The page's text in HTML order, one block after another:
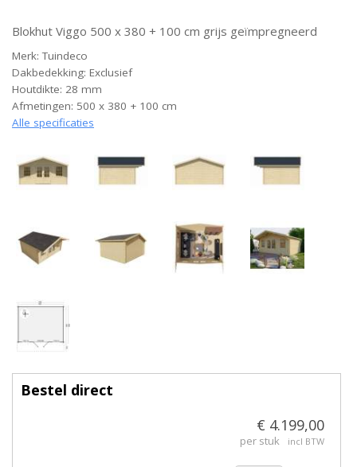
Blokhut Viggo 500 x 380 + 100 cm grijs geïmpregneerd
Merk: Tuindeco
Dakbedekking: Exclusief
Houtdikte: 28 mm
Afmetingen: 500 x 380 + 100 cm
Alle specificaties
Bestel direct
€ 4.199,00
per stuk incl BTW